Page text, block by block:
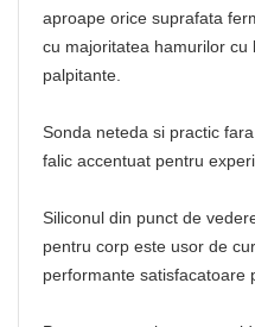
aproape orice suprafata
cu majoritatea hamurilor
palpitante.
Sonda neteda si practic
falic accentuat pentru
Siliconul din punct de
pentru corp este usor de
performante satisfacatoare